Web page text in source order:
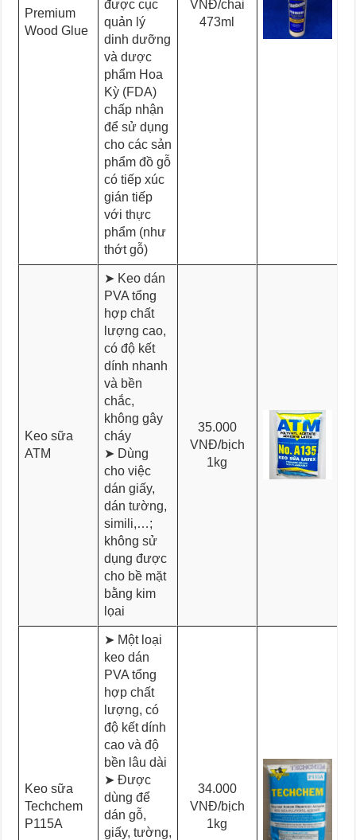
Premium
Wood Glue
được cục
quản lý
dinh dưỡng
và dược
phẩm Hoa
Kỳ (FDA)
chấp nhận
để sử dụng
cho các sản
phẩm đồ gỗ
có tiếp xúc
gián tiếp
với thực
phẩm (như
thớt gỗ)
VNĐ/chai
473ml
Keo sữa
ATM
➤ Keo dán
PVA tổng
hợp chất
lượng cao,
có độ kết
dính nhanh
và bền
chắc,
không gây
cháy
➤ Dùng
cho việc
dán giấy,
dán tường,
simili,…;
không sử
dụng được
cho bề mặt
bằng kim
lọai
35.000
VNĐ/bịch
1kg
Keo sữa
Techchem
P115A
➤ Một loại
keo dán
PVA tổng
hợp chất
lượng, có
độ kết dính
cao và độ
bền lâu dài
➤ Được
dùng để
dán gỗ,
giấy, tường,
34.000
VNĐ/bịch
1kg